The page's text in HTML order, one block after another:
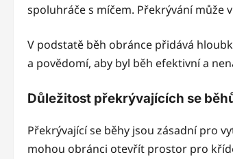
spoluhráče s míčem. Překrývání
V podstatě běh obránce přidává
a povědomí, aby byl běh efektivní a
Důležitost překrývajících se
Překrývající se běhy jsou zásadní pro
mohou obránci otevřít prostor pro